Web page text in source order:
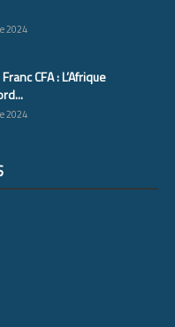
2024
CFA : L’Afrique
2024